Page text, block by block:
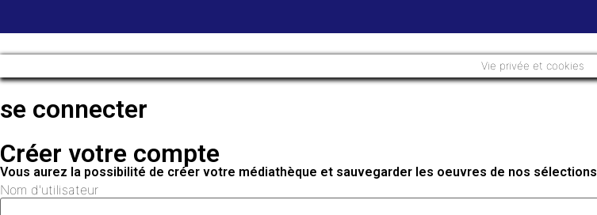
Vie privée et cookies
se connecter
Créer votre compte
Vous aurez la possibilité de créer votre médiathèque et sauvegarder les oeuvres de nos sélections
Nom d'utilisateur